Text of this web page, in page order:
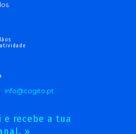
info@cogito.pt
e recebe a tua
»